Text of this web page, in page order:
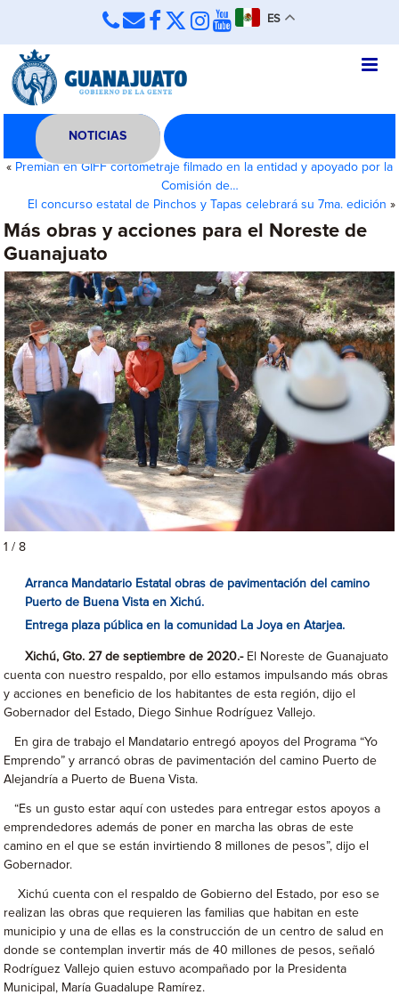
ES
NOTICIAS
« Premian en GIFF cortometraje filmado en la entidad y apoyado por la
Comisión de…
El concurso estatal de Pinchos y Tapas celebrará su 7ma. edición »
Más obras y acciones para el Noreste de
Guanajuato
1 / 8
Arranca Mandatario Estatal obras de pavimentación del camino
Puerto de Buena Vista en Xichú.
Entrega plaza pública en la comunidad La Joya en Atarjea.
Xichú, Gto. 27 de septiembre de 2020.-El Noreste de Guanajuato
cuenta con nuestro respaldo, por ello estamos impulsando más obras
y acciones en beneficio de los habitantes de esta región, dijo el
Gobernador del Estado, Diego Sinhue Rodríguez Vallejo.
En gira de trabajo el Mandatario entregó apoyos del Programa “Yo
Emprendo” y arrancó obras de pavimentación del camino Puerto de
Alejandría a Puerto de Buena Vista.
“Es un gusto estar aquí con ustedes para entregar estos apoyos a
emprendedores además de poner en marcha las obras de este
camino en el que se están invirtiendo 8 millones de pesos”, dijo el
Gobernador.
Xichú cuenta con el respaldo de Gobierno del Estado, por eso se
realizan las obras que requieren las familias que habitan en este
municipio y una de ellas es la construcción de un centro de salud en
donde se contemplan invertir más de 40 millones de pesos, señaló
Rodríguez Vallejo quien estuvo acompañado por la Presidenta
Municipal, María Guadalupe Ramírez.